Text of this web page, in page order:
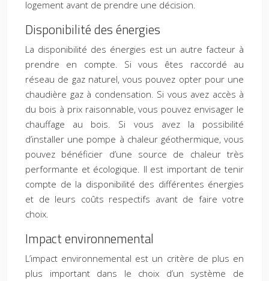
logement avant de prendre une décision.
Disponibilité des énergies
La disponibilité des énergies est un autre facteur à
prendre en compte. Si vous êtes raccordé au
réseau de gaz naturel, vous pouvez opter pour une
chaudière gaz à condensation. Si vous avez accès à
du bois à prix raisonnable, vous pouvez envisager le
chauffage au bois. Si vous avez la possibilité
d’installer une pompe à chaleur géothermique, vous
pouvez bénéficier d’une source de chaleur très
performante et écologique. Il est important de tenir
compte de la disponibilité des différentes énergies
et de leurs coûts respectifs avant de faire votre
choix.
Impact environnemental
L’impact environnemental est un critère de plus en
plus important dans le choix d’un système de